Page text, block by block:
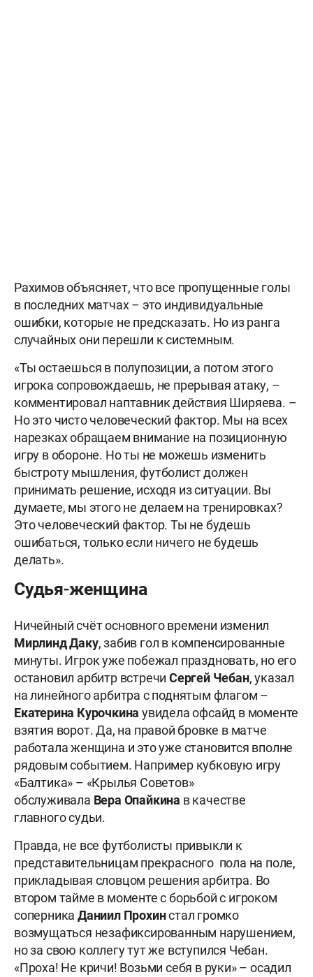
Рахимов объясняет, что все пропущенные голы
в последних матчах – это индивидуальные
ошибки, которые не предсказать. Но из ранга
случайных они перешли к системным.
«Ты остаешься в полупозиции, а потом этого
игрока сопровождаешь, не прерывая атаку, –
комментировал наптавник действия Ширяева. –
Но это чисто человеческий фактор. Мы на всех
нарезках обращаем внимание на позиционную
игру в обороне. Но ты не можешь изменить
быстроту мышления, футболист должен
принимать решение, исходя из ситуации. Вы
думаете, мы этого не делаем на тренировках?
Это человеческий фактор. Ты не будешь
ошибаться, только если ничего не будешь
делать».
Судья-женщина
Ничейный счёт основного времени изменил
Мирлинд Даку, забив гол в компенсированные
минуты. Игрок уже побежал праздновать, но его
остановил арбитр встречиСергей Чебан, указал
на линейного арбитра с поднятым флагом –
Екатерина Курочкина увидела офсайд в моменте
взятия ворот. Да, на правой бровке в матче
работала женщина и это уже становится вполне
рядовым событием. Например кубковую игру
«Балтика» – «Крылья Советов»
обслуживала Вера Опайкина в качестве
главного судьи.
Правда, не все футболисты привыкли к
представительницам прекрасного пола на поле,
прикладывая словцом решения арбитра. Во
втором тайме в моменте с борьбой с игроком
соперника Даниил Прохинстал громко
возмущаться незафиксированным нарушением,
но за свою коллегу тут же вступился Чебан.
«Проха! Не кричи! Возьми себя в руки» – осадил